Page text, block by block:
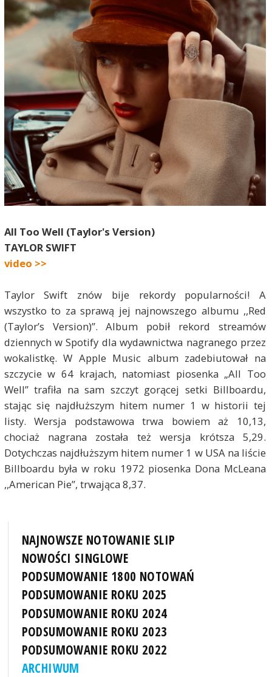
All Too Well (Taylor's Version)
TAYLOR SWIFT
video >>
Taylor Swift znów bije rekordy popularności! A
wszystko to za sprawą jej najnowszego albumu ,,Red
(Taylor’s Version)”. Album pobił rekord streamów
dziennych w Spotify dla wydawnictwa nagranego przez
wokalistkę. W Apple Music album zadebiutował na
szczycie w 64 krajach, natomiast piosenka „All Too
Well” trafiła na sam szczyt gorącej setki Billboardu,
stając się najdłuższym hitem numer 1 w historii tej
listy. Wersja podstawowa trwa bowiem aż 10,13,
chociaż nagrana została też wersja krótsza 5,29.
Dotychczas najdłuższym hitem numer 1 w USA na liście
Billboardu była w roku 1972 piosenka Dona McLeana
,,American Pie”, trwająca 8,37.
NAJNOWSZE NOTOWANIE SLIP
NOWOŚCI SINGLOWE
PODSUMOWANIE 1800 NOTOWAŃ
PODSUMOWANIE ROKU 2025
PODSUMOWANIE ROKU 2024
PODSUMOWANIE ROKU 2023
PODSUMOWANIE ROKU 2022
ARCHIWUM